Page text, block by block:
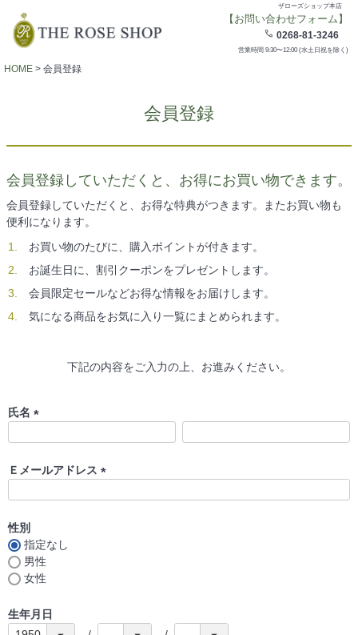
ザローズショップ本店
【お問い合わせフォーム】
0268-81-3246
営業時間 9:30〜12:00 (水土日祝を除く)
HOME 会員登録
会員登録
会員登録していただくと、お得にお買い物できます。
会員登録していただくと、お得な特典がつきます。またお買い物も
便利になります。
お買い物のたびに、購入ポイントが付きます。
お誕生日に、割引クーポンをプレゼントします。
会員限定セールなどお得な情報をお届けします。
気になる商品をお気に入り一覧にまとめられます。
下記の内容をご入力の上、お進みください。
氏名
須
)
Ｅメールアドレス
性別
指定なし
男性
女性
生年月日